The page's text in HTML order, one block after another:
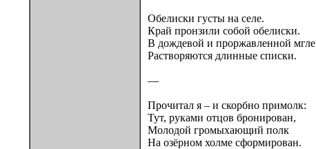
Обелиски густы на селе.
Край пронзили собой обелиски.
В дождевой и проржавленной мгле
Растворяются длинные списки.
—
Прочитал я – и скорбно примолк:
Тут, руками отцов бронирован,
Молодой громыхающий полк
На озёрном холме сформирован.